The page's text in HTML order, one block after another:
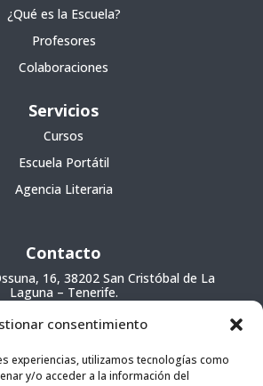
consentimiento
experiencias, utilizamos tecnologías como
y/o acceder a la información del
¿Qué es la Escuela?
Profesores
Colaboraciones
Servicios
Cursos
Escuela Portátil
Agencia Literaria
Contacto
16, 38202 San Cristóbal de La
Laguna – Tenerife.
686 01 20 94